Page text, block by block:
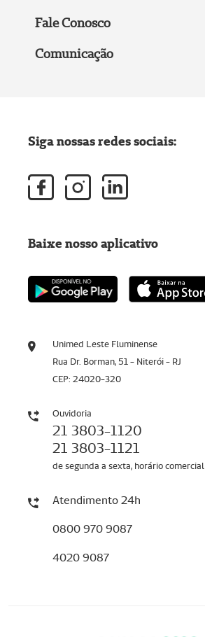
Fale Conosco
Comunicação
Unimed Leste Fluminense
Rua Dr. Borman, 51 - Niterói - RJ
CEP: 24020-320
Ouvidoria
21 3803-1120
21 3803-1121
de segunda a sexta, horário comercial
Atendimento 24h
0800 970 9087
4020 9087
Siga nossas redes sociais:
Baixe nosso aplicativo